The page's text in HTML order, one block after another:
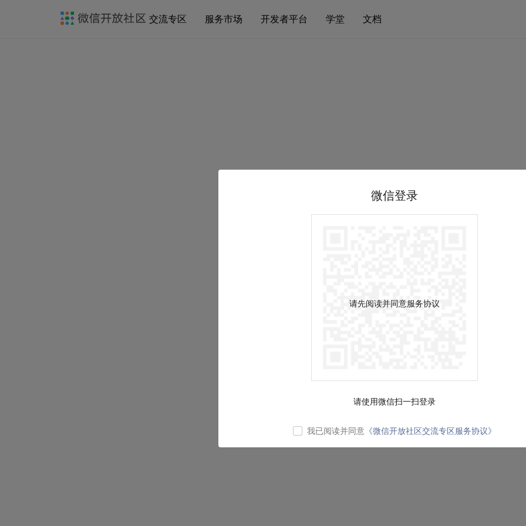
交流专区 服务市场 开发者平台 学堂 文档
微信登录
请先阅读并同意服务协议
请使用微信扫一扫登录
我已阅读并同意 《微信开放社区交流专区服务协议》